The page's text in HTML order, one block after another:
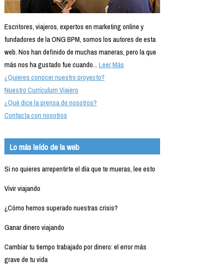
Escritores, viajeros, expertos en marketing online y
fundadores de la ONG BPM, somos los autores de esta
web. Nos han definido de muchas maneras, pero la que
más nos ha gustado fue cuando...Leer Más
¿Quieres conocer nuestro proyecto?
Nuestro Currículum Viajero
¿Qué dice la prensa de nosotros?
Contacta con nosotros
Lo más leído de la web
Si no quieres arrepentirte el día que te mueras, lee esto
Vivir viajando
¿Cómo hemos superado nuestras crisis?
Ganar dinero viajando
Cambiar tu tiempo trabajado por dinero: el error más
grave de tu vida